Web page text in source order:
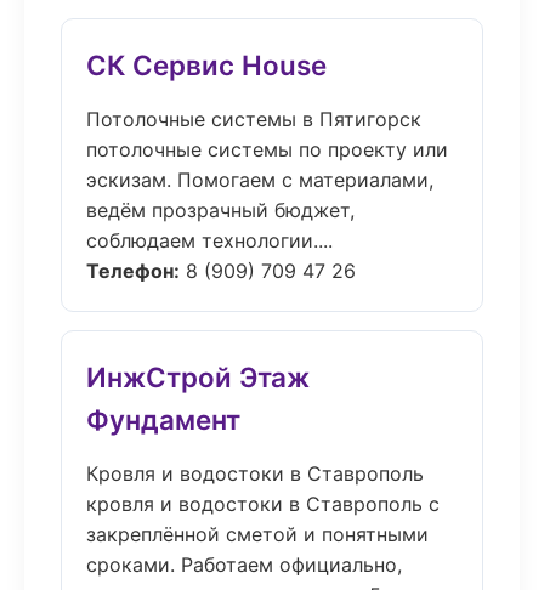
СК Сервис House
Потолочные системы в Пятигорск
потолочные системы по проекту или
эскизам. Помогаем с материалами,
ведём прозрачный бюджет,
соблюдаем технологии....
Телефон: 8 (909) 709 47 26
ИнжСтрой Этаж
Фундамент
Кровля и водостоки в Ставрополь
кровля и водостоки в Ставрополь с
закреплённой сметой и понятными
сроками. Работаем официально,